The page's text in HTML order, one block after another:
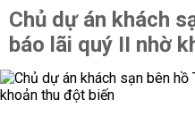
Chủ dự án khách
báo lãi quý II nhờ